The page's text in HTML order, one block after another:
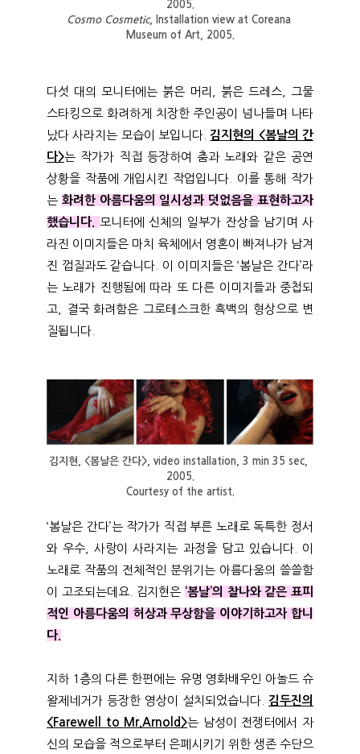
2005.
Cosmo Cosmetic, Installation view at Coreana
Museum of Art, 2005.
다섯 대의 모니터에는 붉은 머리, 붉은 드레스, 그물
스타킹으로 화려하게 치장한 주인공이 넘나들며 나타
났다 사라지는 모습이 보입니다. 김지현의 <봄날의 간
다>는 작가가 직접 등장하여 춤과 노래와 같은 공연
상황을 작품에 개입시킨 작업입니다. 이를 통해 작가
는 화려한 아름다움의 일시성과 덧없음을 표현하고자
했습니다. 모니터에 신체의 일부가 잔상을 남기며 사
라진 이미지들은 마치 육체에서 영혼이 빠져나가 남겨
진 껍질과도 같습니다. 이 이미지들은 ‘봄날은 간다’라
는 노래가 진행됨에 따라 또 다른 이미지들과 중첩되
고, 결국 화려함은 그로테스크한 흑백의 형상으로 변
질됩니다.
김지현, <봄날은 간다>, video installation, 3 min 35 sec,
2005.
Courtesy of the artist.
‘봄날은 간다’는 작가가 직접 부른 노래로 독특한 정서
와 우수, 사랑이 사라지는 과정을 담고 있습니다. 이
노래로 작품의 전체적인 분위기는 아름다움의 쓸쓸함
이 고조되는데요. 김지현은 ‘봄날’의 찰나와 같은 표피
적인 아름다움의 허상과 무상함을 이야기하고자 합니
다.
지하 1층의 다른 한편에는 유명 영화배우인 아놀드 슈
왈제네거가 등장한 영상이 설치되었습니다. 김두진의
<Farewell to Mr.Arnold>는 남성이 전쟁터에서 자
신의 모습을 적으로부터 은폐시키기 위한 생존 수단으